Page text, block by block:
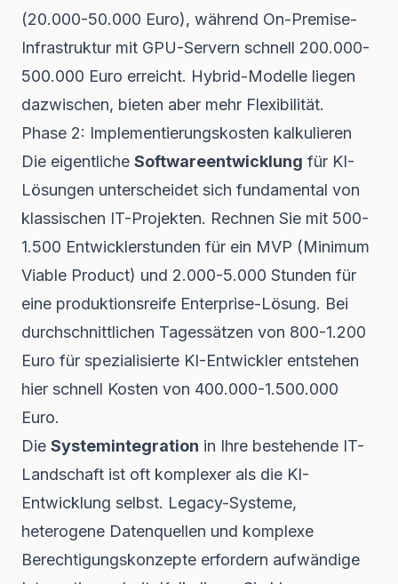
(20.000-50.000 Euro), während On-Premise-
Infrastruktur mit GPU-Servern schnell 200.000-
500.000 Euro erreicht. Hybrid-Modelle liegen
dazwischen, bieten aber mehr Flexibilität.
Phase 2: Implementierungskosten kalkulieren
Die eigentliche Softwareentwicklung für KI-
Lösungen unterscheidet sich fundamental von
klassischen IT-Projekten. Rechnen Sie mit 500-
1.500 Entwicklerstunden für ein MVP (Minimum
Viable Product) und 2.000-5.000 Stunden für
eine produktionsreife Enterprise-Lösung. Bei
durchschnittlichen Tagessätzen von 800-1.200
Euro für spezialisierte KI-Entwickler entstehen
hier schnell Kosten von 400.000-1.500.000
Euro.
Die Systemintegration in Ihre bestehende IT-
Landschaft ist oft komplexer als die KI-
Entwicklung selbst. Legacy-Systeme,
heterogene Datenquellen und komplexe
Berechtigungskonzepte erfordern aufwändige